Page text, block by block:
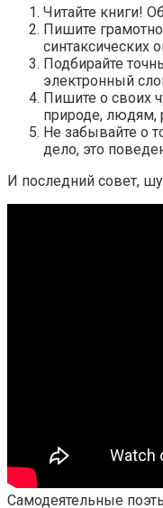
Читайте книги!
Пишите
синтаксических
Подбирайте
электронный
Пишите о своих
природе, людям,
Не забывайте о
дело, это
И последний совет,
Самодеятельные